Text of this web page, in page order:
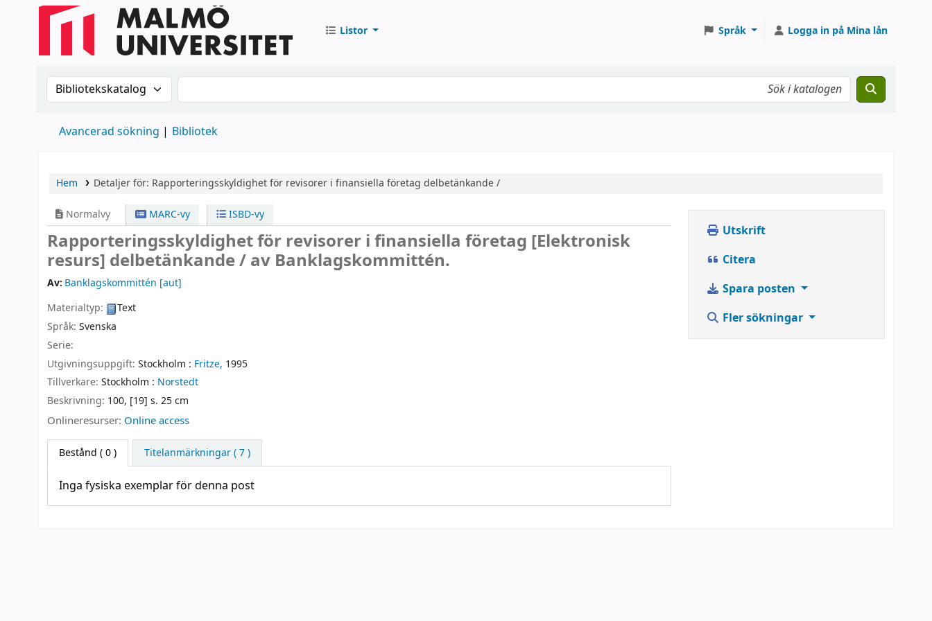
Listor Språk Logga in på Mina lån
Sök i katalogen efter:Sök i katalogen
Avancerad sökning Bibliotek
Hem Detaljer för: Rapporteringsskyldighet för revisorer i finansiella företag delbetänkande /
Normalvy MARC-vy ISBD-vy
Rapporteringsskyldighet för revisorer i finansiella företag [Elektronisk
resurs] delbetänkande /av Banklagskommittén.
Av: Banklagskommittén [aut]
Materialtyp:
Text
Språk: Svenska
Serie:
Utgivningsuppgift: Stockholm : Fritze, 1995
Tillverkare: Stockholm : Norstedt
Beskrivning: 100, [19] s. 25 cm
Onlineresurser: Online access
Bestånd ( 0 ) Titelanmärkningar ( 7 )
Inga fysiska exemplar för denna post
Utskrift
Citera
Spara posten
Fler sökningar